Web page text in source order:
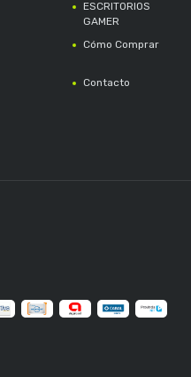
ESCRITORIOS
GAMER
Cómo Comprar
Contacto